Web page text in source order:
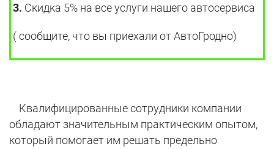
3. Скидка 5% на все услуги нашего автосервиса
( сообщите, что вы приехали от АвтоГродно)
Квалифицированные сотрудники компании
обладают значительным практическим опытом,
который помогает им решать предельно